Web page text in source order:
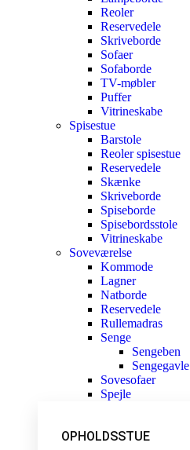
Reoler
Reservedele
Skriveborde
Sofaer
Sofaborde
TV-møbler
Puffer
Vitrineskabe
Spisestue
Barstole
Reoler spisestue
Reservedele
Skænke
Skriveborde
Spiseborde
Spisebordsstole
Vitrineskabe
Soveværelse
Kommode
Lagner
Natborde
Reservedele
Rullemadras
Senge
Sengeben
Sengegavle
Sovesofaer
Spejle
OPHOLDSSTUE